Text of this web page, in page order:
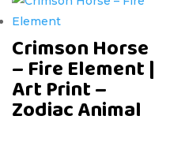
Crimson Horse
– Fire Element |
Art Print –
Zodiac Animal